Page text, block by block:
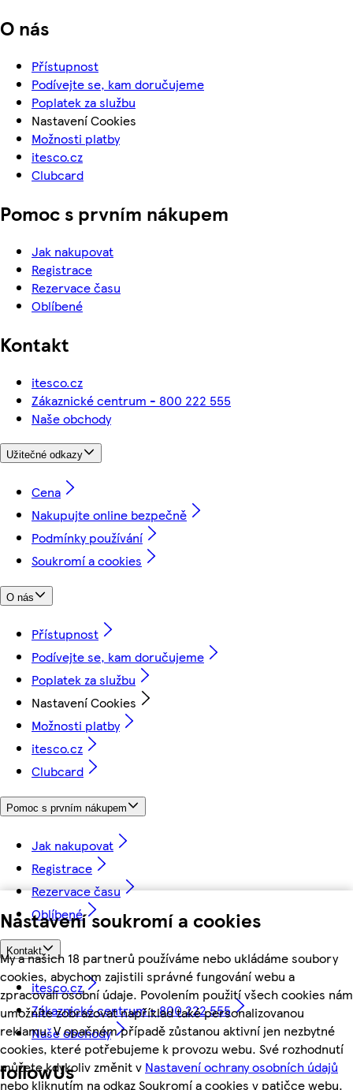
Nastavení soukromí a cookies
My a našich 18 partnerů používáme nebo ukládáme soubory
cookies, abychom zajistili správné fungování webu a
zpracovali osobní údaje. Povolením použití všech cookies nám
umožníte zobrazovat například také personalizovanou
reklamu. V opačném případě zůstanou aktivní jen nezbytné
cookies, které potřebujeme k provozu webu. Své rozhodnutí
můžete kdykoliv změnit v Nastavení ochrany osobních údajů
nebo kliknutím na odkaz Soukromí a cookies v patičce webu.
O nás
Přístupnost
Podívejte se, kam doručujeme
Poplatek za službu
Nastavení Cookies
Možnosti platby
itesco.cz
Clubcard
Pomoc s prvním nákupem
Jak nakupovat
Registrace
Rezervace času
Oblíbené
Kontakt
itesco.cz
Zákaznické centrum - 800 222 555
Naše obchody
Užitečné odkazy
Cena
Nakupujte online bezpečně
Podmínky používání
Soukromí a cookies
O nás
Přístupnost
Podívejte se, kam doručujeme
Poplatek za službu
Nastavení Cookies
Možnosti platby
itesco.cz
Clubcard
Pomoc s prvním nákupem
Jak nakupovat
Registrace
Rezervace času
Oblíbené
Kontakt
itesco.cz
Zákaznické centrum - 800 222 555
Naše obchody
followUs